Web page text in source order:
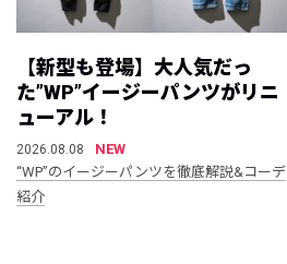
【新型も登場】大人気だっ
た”WP”イージーパンツがリニ
ューアル！
2026.08.08
NEW
“WP”のイージーパンツを徹底解説&コーデ
紹介